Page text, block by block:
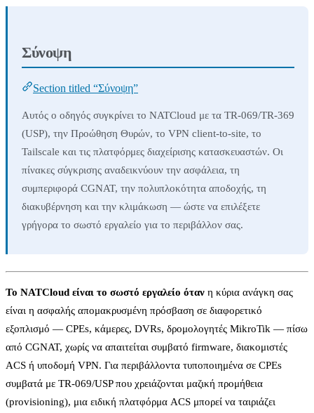
Σύνοψη
Section titled “Σύνοψη”
Αυτός ο οδηγός συγκρίνει το NATCloud με τα TR-069/TR-369
(USP), την Προώθηση Θυρών, το VPN client-to-site, το
Tailscale και τις πλατφόρμες διαχείρισης κατασκευαστών. Οι
πίνακες σύγκρισης αναδεικνύουν την ασφάλεια, τη
συμπεριφορά CGNAT, την πολυπλοκότητα αποδοχής, τη
διακυβέρνηση και την κλιμάκωση — ώστε να επιλέξετε
γρήγορα το σωστό εργαλείο για το περιβάλλον σας.
Το NATCloud είναι το σωστό εργαλείο όταν η κύρια ανάγκη σας
είναι η ασφαλής απομακρυσμένη πρόσβαση σε διαφορετικό
εξοπλισμό — CPEs, κάμερες, DVRs, δρομολογητές MikroTik — πίσω
από CGNAT, χωρίς να απαιτείται συμβατό firmware, διακομιστές
ACS ή υποδομή VPN. Για περιβάλλοντα τυποποιημένα σε CPEs
συμβατά με TR-069/USP που χρειάζονται μαζική προμήθεια
(provisioning), μια ειδική πλατφόρμα ACS μπορεί να ταιριάζει